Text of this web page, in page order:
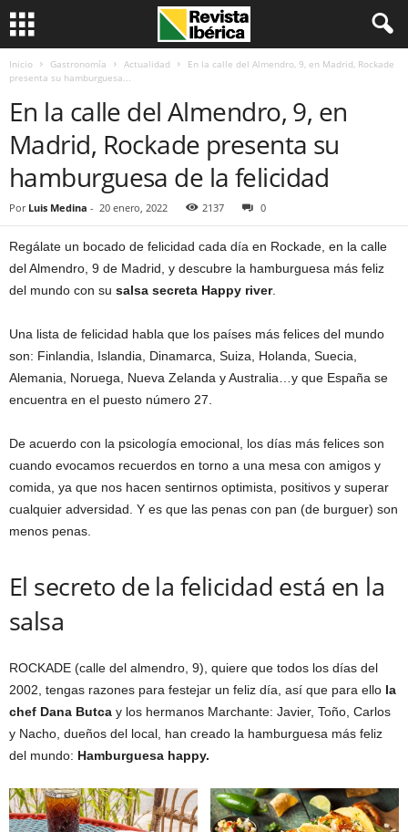
Inicio Gastronomía Actualidad
En la calle del Almendro, 9, en Madrid, Rockade
presenta su hamburguesa...
En la calle del Almendro, 9, en
Madrid, Rockade presenta su
hamburguesa de la felicidad
Por Luis Medina - 20 enero, 2022 2137 0
Regálate un bocado de felicidad cada día en Rockade, en la calle
del Almendro, 9 de Madrid, y descubre la hamburguesa más feliz
del mundo con su salsa secreta Happy river.
Una lista de felicidad habla que los países más felices del mundo
son: Finlandia, Islandia, Dinamarca, Suiza, Holanda, Suecia,
Alemania, Noruega, Nueva Zelanda y Australia…y que España se
encuentra en el puesto número 27.
De acuerdo con la psicología emocional, los días más felices son
cuando evocamos recuerdos en torno a una mesa con amigos y
comida, ya que nos hacen sentirnos optimista, positivos y superar
cualquier adversidad. Y es que las penas con pan (de burguer) son
menos penas.
El secreto de la felicidad está en la
salsa
ROCKADE (calle del almendro, 9), quiere que todos los días del
2002, tengas razones para festejar un feliz día, así que para ello la
chef Dana Butca y los hermanos Marchante: Javier, Toño, Carlos
y Nacho, dueños del local, han creado la hamburguesa más feliz
del mundo: Hamburguesa happy.